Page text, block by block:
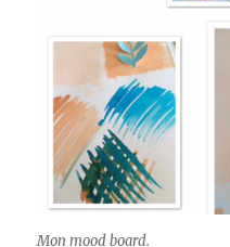
Mon mood board.